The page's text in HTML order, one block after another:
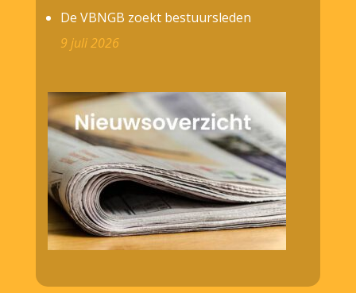
De VBNGB zoekt bestuursleden
9 juli 2026